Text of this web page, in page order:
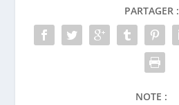
PARTAGER :
NOTE :